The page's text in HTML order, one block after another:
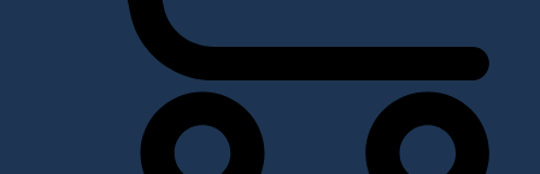
Услуги дизайнера интерьера